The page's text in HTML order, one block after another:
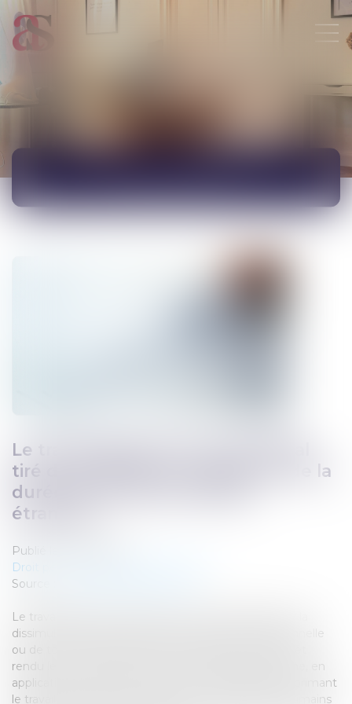
Le travail dissimulé et profit illégal
tiré de la différence salariale et de la
durée de travail des salariés
étrangers
Publié le :
Droit pénal
Source :
Le travail dissimulé constitue un délit caractérisé par la
dissimulation intentionnelle d’une activité professionnelle
ou de tout ou partie d’un emploi salarié. Dans un arrêt
rendu le 16 octobre 2024, la Cour de cassation affirme, en
application de l’article L.8224-5 du Code du travail réprimant
le travail dissimulé, que dans le cas de travailleurs roumains